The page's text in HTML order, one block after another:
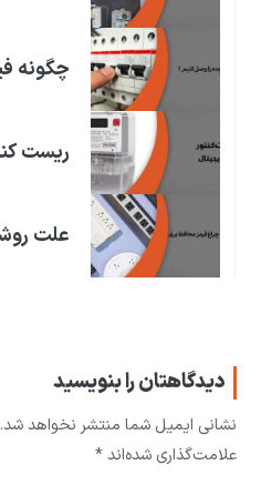
دیدگاهتان را بنویسید
نشانی ایمیل شما منتشر نخواهد شد.
علامت‌گذاری شده‌اند*